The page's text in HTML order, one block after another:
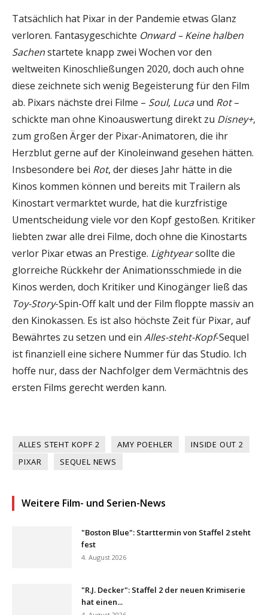
Tatsächlich hat Pixar in der Pandemie etwas Glanz
verloren. Fantasygeschichte Onward – Keine halben
Sachenstartete knapp zwei Wochen vor den
weltweiten Kinoschließungen 2020, doch auch ohne
diese zeichnete sich wenig Begeisterung für den Film
ab. Pixars nächste drei Filme – Soul, Lucaund Rot–
schickte man ohne Kinoauswertung direkt zu Disney+,
zum großen Ärger der Pixar-Animatoren, die ihr
Herzblut gerne auf der Kinoleinwand gesehen hätten.
Insbesondere bei Rot, der dieses Jahr hätte in die
Kinos kommen können und bereits mit Trailern als
Kinostart vermarktet wurde, hat die kurzfristige
Umentscheidung viele vor den Kopf gestoßen. Kritiker
liebten zwar alle drei Filme, doch ohne die Kinostarts
verlor Pixar etwas an Prestige. Lightyearsollte die
glorreiche Rückkehr der Animationsschmiede in die
Kinos werden, doch Kritiker und Kinogänger ließ das
Toy-Story-Spin-Off kalt und der Film floppte massiv an
den Kinokassen. Es ist also höchste Zeit für Pixar, auf
Bewährtes zu setzen und ein Alles-steht-Kopf-Sequel
ist finanziell eine sichere Nummer für das Studio. Ich
hoffe nur, dass der Nachfolger dem Vermächtnis des
ersten Films gerecht werden kann.
ALLES STEHT KOPF 2 AMY POEHLER
INSIDE OUT 2
PIXAR
SEQUEL NEWS
Weitere Film- und Serien-News
"Boston Blue": Starttermin von Staffel 2 steht
fest
4. August 2026
"R.J. Decker": Staffel 2 der neuen Krimiserie
hat einen...